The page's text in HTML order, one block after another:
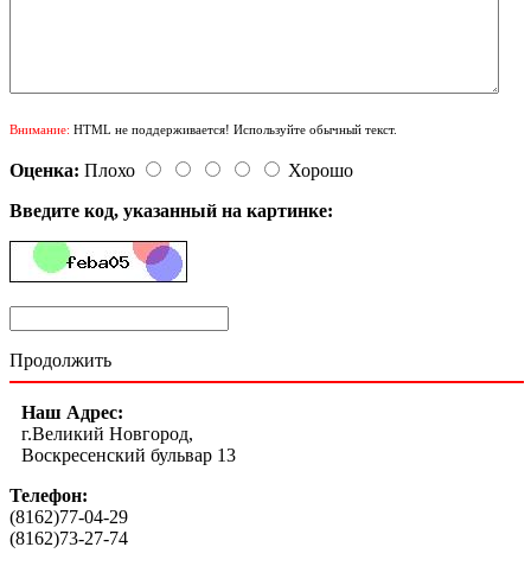
Внимание: HTML не поддерживается! Используйте обычный текст.
Оценка: Плохо
Хорошо
Введите код, указанный на картинке:
Продолжить
Наш Адрес:
г.Великий Новгород,
Воскресенский бульвар 13
Телефон:
(8162)77-04-29
(8162)73-27-74